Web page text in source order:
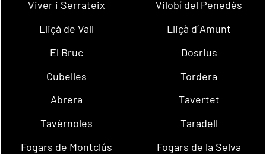
Viver i Serrateix
Vilobí del Penedès
Lliçà de Vall
Lliçà d´Amunt
El Bruc
Dosrius
Cubelles
Tordera
Abrera
Tavertet
Tavèrnoles
Taradell
Fogars de Montclús
Fogars de la Selva